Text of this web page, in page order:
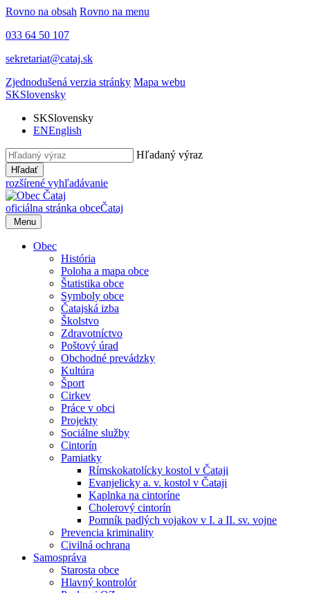
Rovno na obsah Rovno na menu
033 64 50 107
sekretariat@cataj.sk
Zjednodušená verzia stránky Mapa webu
SKSlovensky
SKSlovensky
ENEnglish
Hľadaný výraz
Hľadať
rozšírené vyhľadávanie
oficiálna stránka obceČataj
Menu
Obec
História
Poloha a mapa obce
Štatistika obce
Symboly obce
Čatajská izba
Školstvo
Zdravotníctvo
Poštový úrad
Obchodné prevádzky
Kultúra
Šport
Cirkev
Práce v obci
Projekty
Sociálne služby
Cintorín
Pamiatky
Rímskokatolícky kostol v Čataji
Evanjelicky a. v. kostol v Čataji
Kaplnka na cintoríne
Cholerový cintorín
Pomník padlých vojakov v I. a II. sv. vojne
Prevencia kriminality
Civilná ochrana
Samospráva
Starosta obce
Hlavný kontrolór